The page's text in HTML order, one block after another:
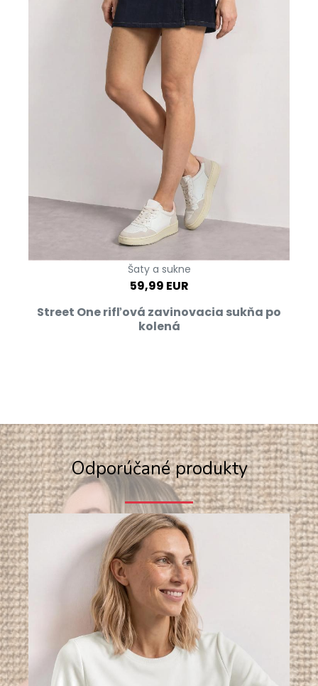
Šaty a sukne
59,99 EUR
Street One rifľová zavinovacia sukňa po
kolená
Odporúčané produkty